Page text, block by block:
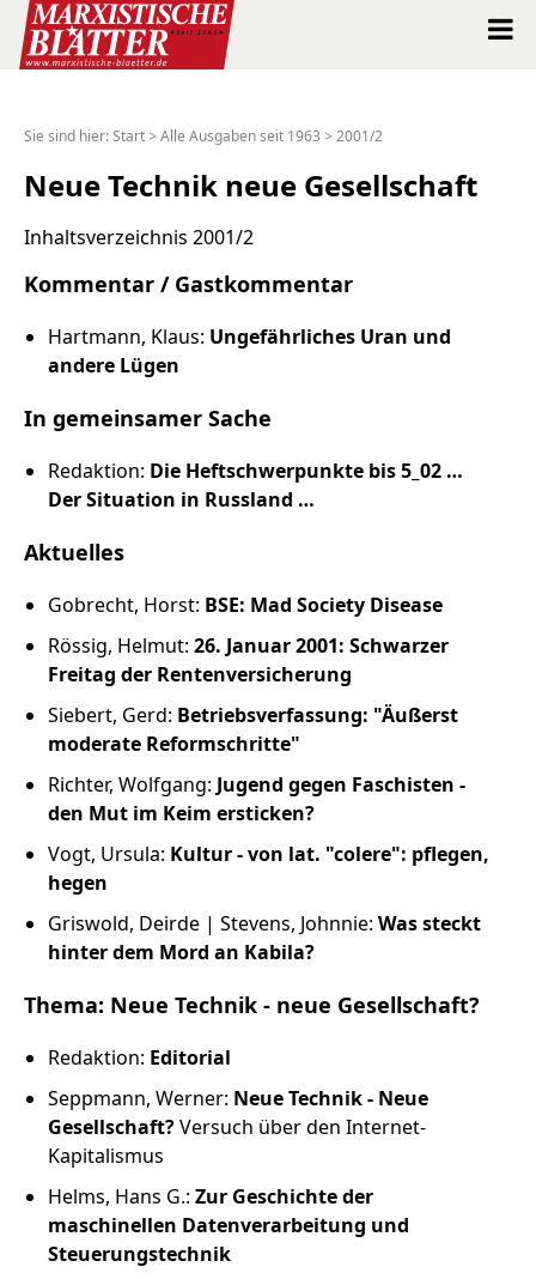
Suche
Shop
Spenden
Über uns
Russland intern
Fundus
Bildungsarbeit
Edition
Kontakt
Impressum
Datenschutz
Sie sind hier:Start >Alle Ausgaben seit 1963 >2001/2
Neue Technik neue Gesellschaft
Inhaltsverzeichnis 2001/2
Kommentar / Gastkommentar
Hartmann, Klaus: Ungefährliches Uran und
andere Lügen
In gemeinsamer Sache
Redaktion: Die Heftschwerpunkte bis 5_02 …
Der Situation in Russland …
Aktuelles
Gobrecht, Horst: BSE: Mad Society Disease
Rössig, Helmut: 26. Januar 2001: Schwarzer
Freitag der Rentenversicherung
Siebert, Gerd: Betriebsverfassung: "Äußerst
moderate Reformschritte"
Richter, Wolfgang: Jugend gegen Faschisten -
den Mut im Keim ersticken?
Vogt, Ursula: Kultur - von lat. "colere": pflegen,
hegen
Griswold, Deirde | Stevens, Johnnie: Was steckt
hinter dem Mord an Kabila?
Thema: Neue Technik - neue Gesellschaft?
Redaktion: Editorial
Seppmann, Werner: Neue Technik - Neue
Gesellschaft?Versuch über den Internet-
Kapitalismus
Helms, Hans G.: Zur Geschichte der
maschinellen Datenverarbeitung und
Steuerungstechnik